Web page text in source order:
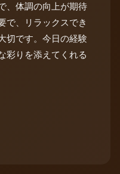
、体調の向上が期待
で、リラックスでき
切です。今日の経験
彩りを添えてくれる